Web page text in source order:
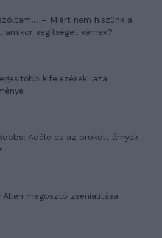
– Miért nem hiszünk a
amikor segítséget kérnek?
kifejezések laza
Adéle és az örökölt árnyak
Allen megosztó zsenialitása